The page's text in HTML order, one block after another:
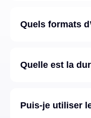
Quels formats
Quelle est la
Puis-je utiliser